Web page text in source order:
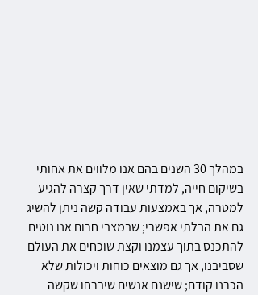
במהלך 30 השנים בהם אנו מלווים את אחותי
בשיקום חייה, למדתי שאין דרך קצרה להגיע
למטרה, אך באמצעות עבודה קשה ניתן להשיג
גם את הבלתי אפשרי; שבמצבי חרום אנו נוטים
להתכנס בתוך עצמנו וקצת שוכחים את העולם
שסביבנו, אך גם מוצאים כוחות ויכולות שלא
הכרנו קודם; שישנם אנשים שיברחו שקשה